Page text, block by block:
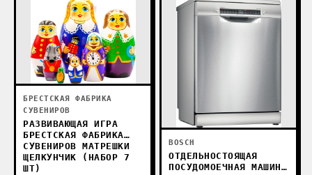
БРЕСТСКАЯ ФАБРИКА
СУВЕНИРОВ
РАЗВИВАЮЩАЯ ИГРА
БРЕСТСКАЯ ФАБРИКА
СУВЕНИРОВ МАТРЕШКИ
ЩЕЛКУНЧИК (НАБОР 7
ШТ)
BOSCH
ОТДЕЛЬНОСТОЯЩАЯ
ПОСУДОМОЕЧНАЯ МАШИНА